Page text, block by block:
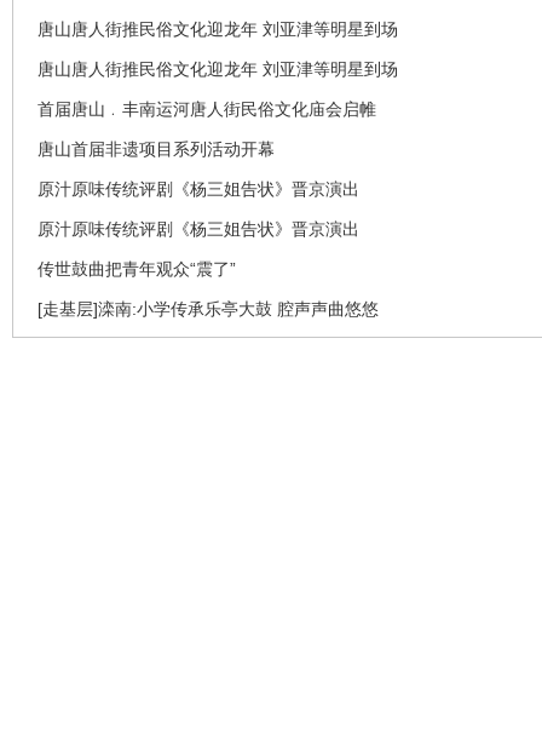
唐山唐人街推民俗文化迎龙年 刘亚津等明星到场
唐山唐人街推民俗文化迎龙年 刘亚津等明星到场
首届唐山﹒丰南运河唐人街民俗文化庙会启帷
唐山首届非遗项目系列活动开幕
原汁原味传统评剧《杨三姐告状》晋京演出
原汁原味传统评剧《杨三姐告状》晋京演出
传世鼓曲把青年观众“震了”
[走基层]滦南:小学传承乐亭大鼓 腔声声曲悠悠